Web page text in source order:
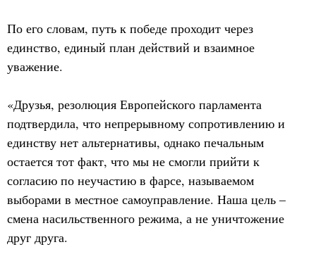
По его словам, путь к победе проходит через
единство, единый план действий и взаимное
уважение.
«Друзья, резолюция Европейского парламента
подтвердила, что непрерывному сопротивлению и
единству нет альтернативы, однако печальным
остается тот факт, что мы не смогли прийти к
согласию по неучастию в фарсе, называемом
выборами в местное самоуправление. Наша цель –
смена насильственного режима, а не уничтожение
друг друга.